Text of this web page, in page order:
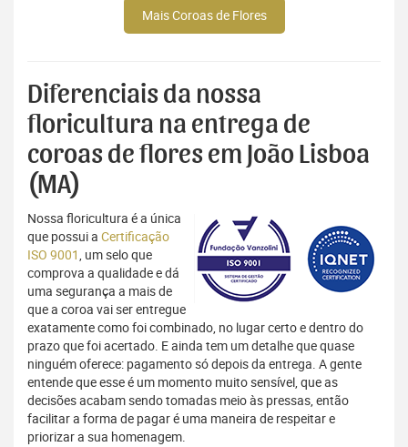
Mais Coroas de Flores
Diferenciais da nossa
floricultura na entrega de
coroas de flores em João Lisboa
(MA)
Nossa floricultura é a única
que possui a Certificação
ISO 9001, um selo que
comprova a qualidade e dá
uma segurança a mais de
que a coroa vai ser entregue
exatamente como foi combinado, no lugar certo e dentro do
prazo que foi acertado. E ainda tem um detalhe que quase
ninguém oferece: pagamento só depois da entrega. A gente
entende que esse é um momento muito sensível, que as
decisões acabam sendo tomadas meio às pressas, então
facilitar a forma de pagar é uma maneira de respeitar e
priorizar a sua homenagem.